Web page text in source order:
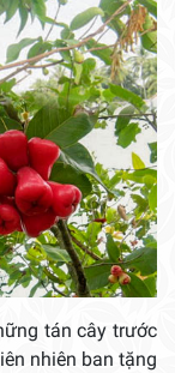
tán cây trước
nhiên ban tặng